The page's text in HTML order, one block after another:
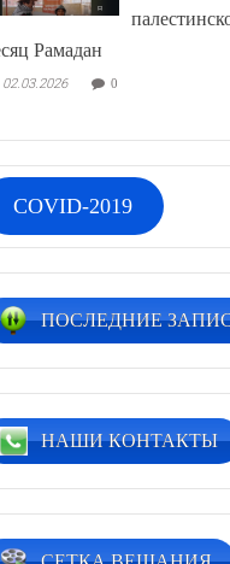
Рамадан
02.03.2026 0
COVID-2019
ПОСЛЕДНИЕ
НАШИ КОНТАКТЫ